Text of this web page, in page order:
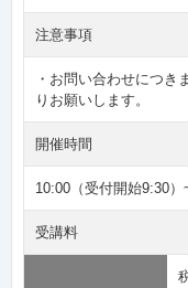
注意事項
・お問い合わせにつき
りお願いします。
開催時間
10:00（受付開始9:30）
受講料